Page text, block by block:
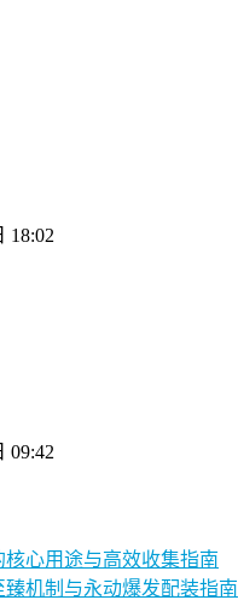
18:02
09:42
核心用途与高效收集指南
臻机制与永动爆发配装指南